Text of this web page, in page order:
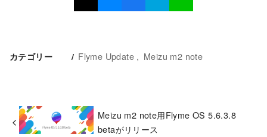
カテゴリー Flyme Update Meizu m2 note
Meizu m2 note用Flyme OS 5.6.3.8
betaがリリース